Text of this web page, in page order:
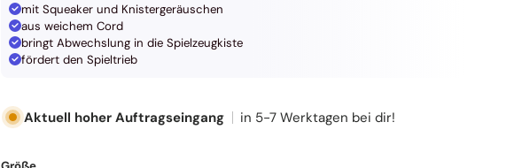
mit Squeaker und Knistergeräuschen
aus weichem Cord
bringt Abwechslung in die Spielzeugkiste
fördert den Spieltrieb
Aktuell hoher Auftragseingang in 5-7 Werktagen bei dir!